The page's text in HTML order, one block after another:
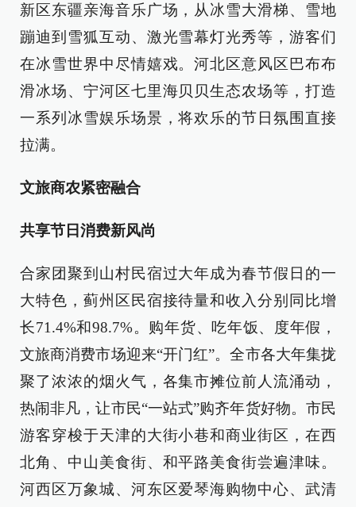
新区东疆亲海音乐广场，从冰雪大滑梯、雪地
蹦迪到雪狐互动、激光雪幕灯光秀等，游客们
在冰雪世界中尽情嬉戏。河北区意风区巴布布
滑冰场、宁河区七里海贝贝生态农场等，打造
一系列冰雪娱乐场景，将欢乐的节日氛围直接
拉满。
文旅商农紧密融合
共享节日消费新风尚
合家团聚到山村民宿过大年成为春节假日的一
大特色，蓟州区民宿接待量和收入分别同比增
长71.4%和98.7%。购年货、吃年饭、度年假，
文旅商消费市场迎来“开门红”。全市各大年集拢
聚了浓浓的烟火气，各集市摊位前人流涌动，
热闹非凡，让市民“一站式”购齐年货好物。市民
游客穿梭于天津的大街小巷和商业街区，在西
北角、中山美食街、和平路美食街尝遍津味。
河西区万象城、河东区爱琴海购物中心、武清